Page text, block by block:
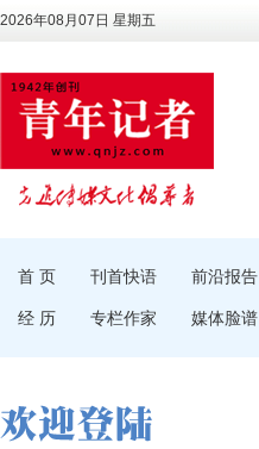
2026年08月07日 星期五
首 页 刊首快语 前沿报告
经 历 专栏作家 媒体脸谱